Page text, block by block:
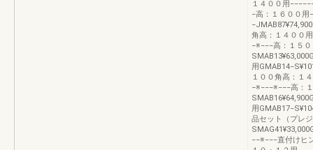
１４００用
−高：１６００用
角高：１４００
−※−−−高：１５
用
１００角高：１
−※−−−※−−−高：
用
品セット（プレ
−−※−−−直付けヒ